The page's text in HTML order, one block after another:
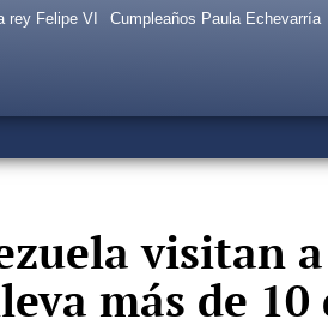
rey Felipe VI Cumpleaños Paula Echevarría
visitan
más de 10